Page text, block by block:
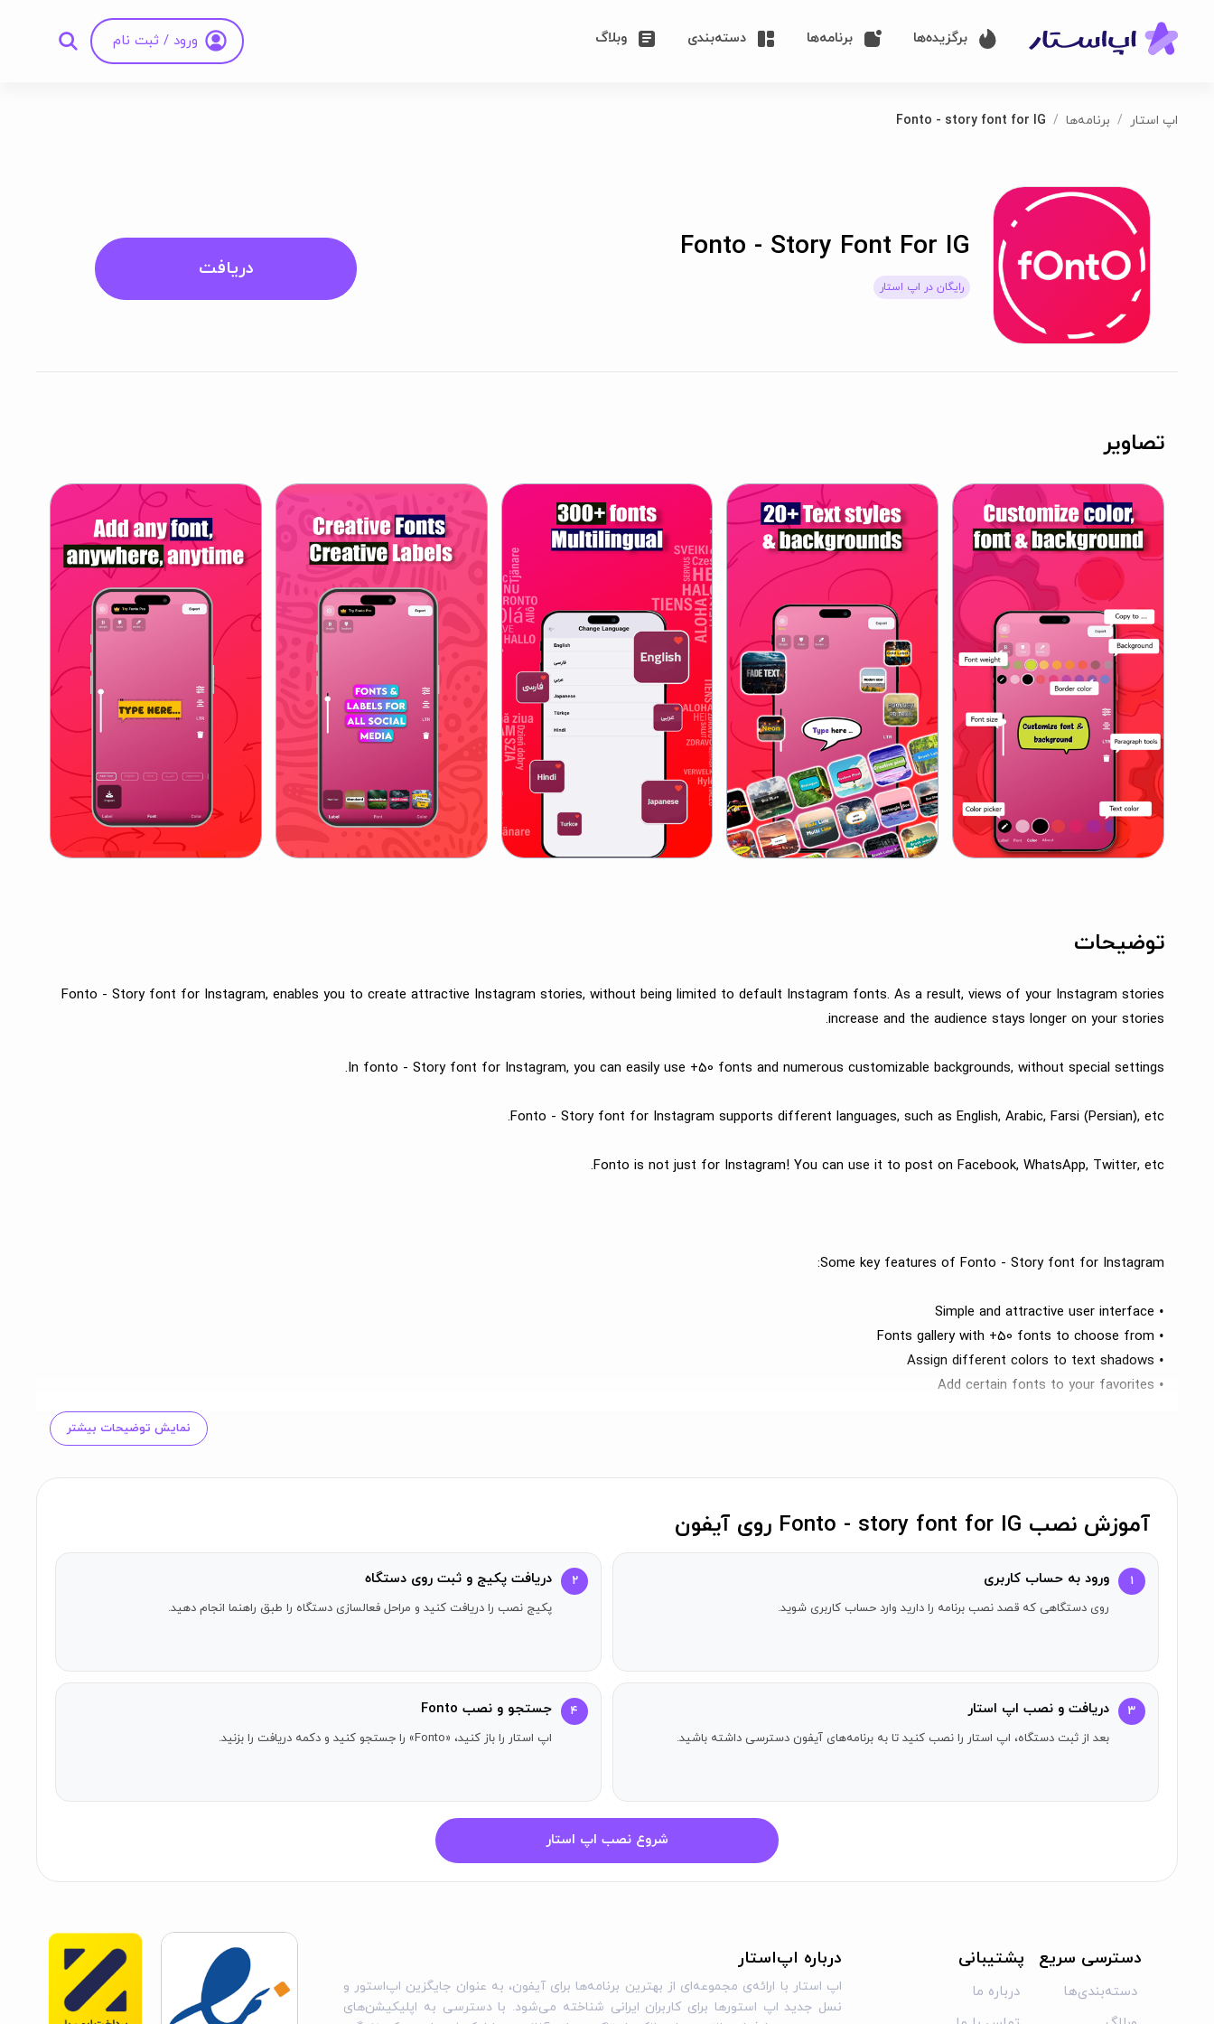
برگزیده‌ها برنامه‌ها دسته‌بندی وبلاگ ورود / ثبت نام
اپ استار برنامه‌ها Fonto - story font for IG
Fonto - Story Font For IG
رایگان در اپ استار
دریافت
تصاویر
توضیحات
Fonto - Story font for Instagram, enables you to create attractive Instagram stories, without being limited to default Instagram fonts. As a result, views of your Instagram stories
increase and the audience stays longer on your stories.
In fonto - Story font for Instagram, you can easily use +50 fonts and numerous customizable backgrounds, without special settings.
Fonto - Story font for Instagram supports different languages, such as English, Arabic, Farsi (Persian), etc.
Fonto is not just for Instagram! You can use it to post on Facebook, WhatsApp, Twitter, etc.
Some key features of Fonto - Story font for Instagram:
• Simple and attractive user interface
• Fonts gallery with +50 fonts to choose from
• Assign different colors to text shadows
• Add certain fonts to your favorites
• Autosaving of the latest changes
How to use Fonto:
نمایش توضیحات بیشتر
آموزش نصب Fonto - story font for IG روی آیفون
۱ ورود به حساب کاربری
روی دستگاهی که قصد نصب برنامه را دارید وارد حساب کاربری شوید.
۲ دریافت پکیج و ثبت روی دستگاه
پکیج نصب را دریافت کنید و مراحل فعالسازی دستگاه را طبق راهنما انجام دهید.
۳ دریافت و نصب اپ استار
بعد از ثبت دستگاه، اپ استار را نصب کنید تا به برنامه‌های آیفون دسترسی داشته باشید.
۴ جستجو و نصب Fonto
اپ استار را باز کنید، «Fonto» را جستجو کنید و دکمه دریافت را بزنید.
شروع نصب اپ استار
دسترسی سریع
دسته‌بندی‌ها
پشتیبانی
درباره ما
درباره اپ‌استار
اپ استار با ارائه‌ی مجموعه‌ای از بهترین برنامه‌ها برای آیفون، به عنوان جایگزین اپ‌استور و
نسل جدید اپ استورها برای کاربران ایرانی شناخته می‌شود. با دسترسی به اپلیکیشن‌های